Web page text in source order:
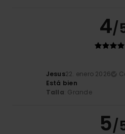
4/
Jesus22. enero 2026
Está bien
Talla: Grande
5/